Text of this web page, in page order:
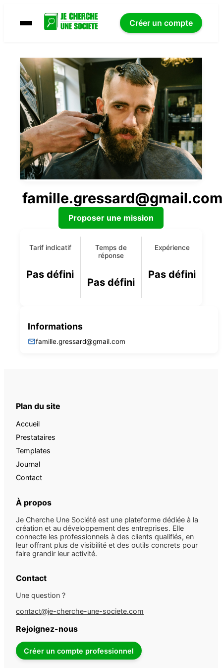
Créer un compte
famille.gressard@gmail.com
Proposer une mission
Tarif indicatif
Pas défini
Temps de
réponse
Pas défini
Expérience
Pas défini
Informations
famille.gressard@gmail.com
Plan du site
Accueil
Prestataires
Templates
Journal
Contact
À propos
Je Cherche Une Société est une plateforme dédiée à la
création et au développement des entreprises. Elle
connecte les professionnels à des clients qualifiés, en
leur offrant plus de visibilité et des outils concrets pour
faire grandir leur activité.
Contact
Une question ?
contact@je-cherche-une-societe.com
Rejoignez-nous
Créer un compte professionnel